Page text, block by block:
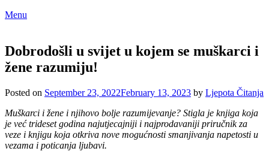
Menu
Dobrodošli u svijet u kojem se muškarci i
žene razumiju!
Posted on September 23, 2022February 13, 2023 by Ljepota Čitanja
Muškarci i žene i njihovo bolje razumijevanje? Stigla je knjiga koja
je već trideset godina najutjecajniji i najprodavaniji priručnik za
veze i knjigu koja otkriva nove mogućnosti smanjivanja napetosti u
vezama i poticanja ljubavi.